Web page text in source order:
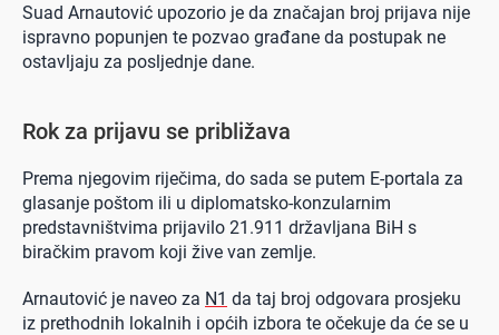
Suad Arnautović upozorio je da značajan broj prijava nije
ispravno popunjen te pozvao građane da postupak ne
ostavljaju za posljednje dane.
Rok za prijavu se približava
Prema njegovim riječima, do sada se putem E-portala za
glasanje poštom ili u diplomatsko-konzularnim
predstavništvima prijavilo 21.911 državljana BiH s
biračkim pravom koji žive van zemlje.
Arnautović je naveo za N1 da taj broj odgovara prosjeku
iz prethodnih lokalnih i općih izbora te očekuje da će se u